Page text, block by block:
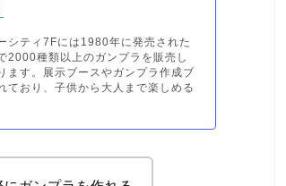
シティ7Fには1980年に発売された
2000種類以上のガンプラを販売し
ます。展示ブースやガンプラ作成ブ
ており、子供から大人まで楽しめる